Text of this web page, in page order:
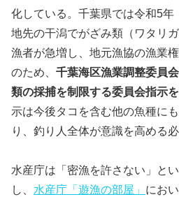
化している。千葉県では令和5
地先の干潟でがざみ類（ワタリ
漁者が急増し、地元漁協の漁業
のため、 千葉海区漁業調整委員
類の採捕を制限する委員会指示
示は今後タコを含む他の魚種に
り、釣り人全体が意識を高める必
水産庁は「密漁を許さない」と
し、 水産庁「遊漁の部屋」 にお